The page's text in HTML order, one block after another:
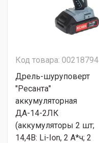
Код товара: 00218794
Дрель-шуруповерт
"Ресанта"
аккумуляторная
ДА-14-2ЛК
(аккумуляторы 2 шт;
14,4В: Li-Ion, 2 А*ч; 2